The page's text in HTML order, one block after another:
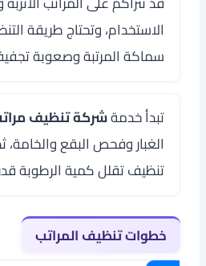
الاستخدام، وتحتاج طريقة
سماكة المرتبة وصعوبة
تبدأ خدمةشركة تنظيف
الغبار وفحص البقع والخامة،
تنظيف تقلل كمية الرطوبة
خطوات تنظيف المراتب